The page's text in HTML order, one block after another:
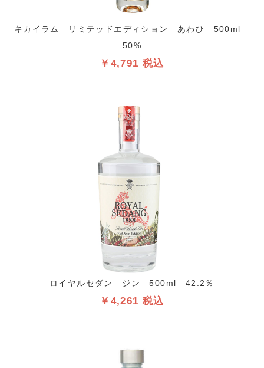
キカイラム リミテッドエディション あわひ 500ml
50%
￥4,791 税込
ロイヤルセダン ジン 500ml 42.2％
￥4,261 税込